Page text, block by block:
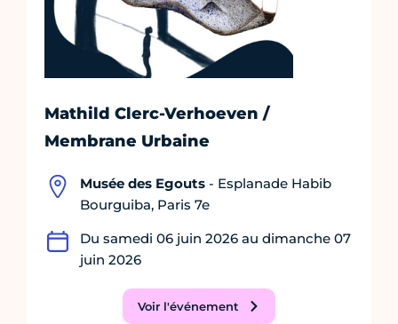
Mathild Clerc-Verhoeven /
Membrane Urbaine
Musée des Egouts - Esplanade Habib
Bourguiba, Paris 7e
Du samedi 06 juin 2026 au dimanche 07
juin 2026
Voir l'événement